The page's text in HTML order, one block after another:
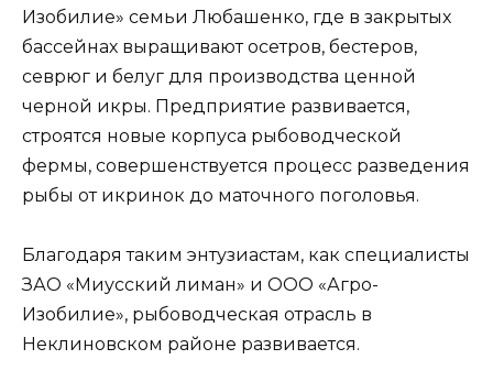
Изобилие» семьи Любашенко, где в закрытых
бассейнах выращивают осетров, бестеров,
севрюг и белуг для производства ценной
черной икры. Предприятие развивается,
строятся новые корпуса рыбоводческой
фермы, совершенствуется процесс разведения
рыбы от икринок до маточного поголовья.
Благодаря таким энтузиастам, как специалисты
ЗАО «Миусский лиман» и ООО «Агро-
Изобилие», рыбоводческая отрасль в
Неклиновском районе развивается.